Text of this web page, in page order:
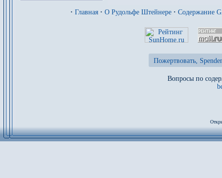
· Главная · О Рудольфе Штейнере · Содержание
Пожертвовать,
Вопросы по